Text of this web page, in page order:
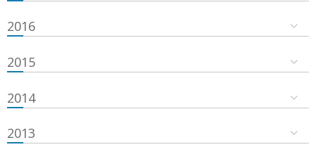
2016
2015
2014
2013